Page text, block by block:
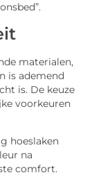
materialen,
is ademend
is. De keuze
voorkeuren
hoeslaken
na
comfort.